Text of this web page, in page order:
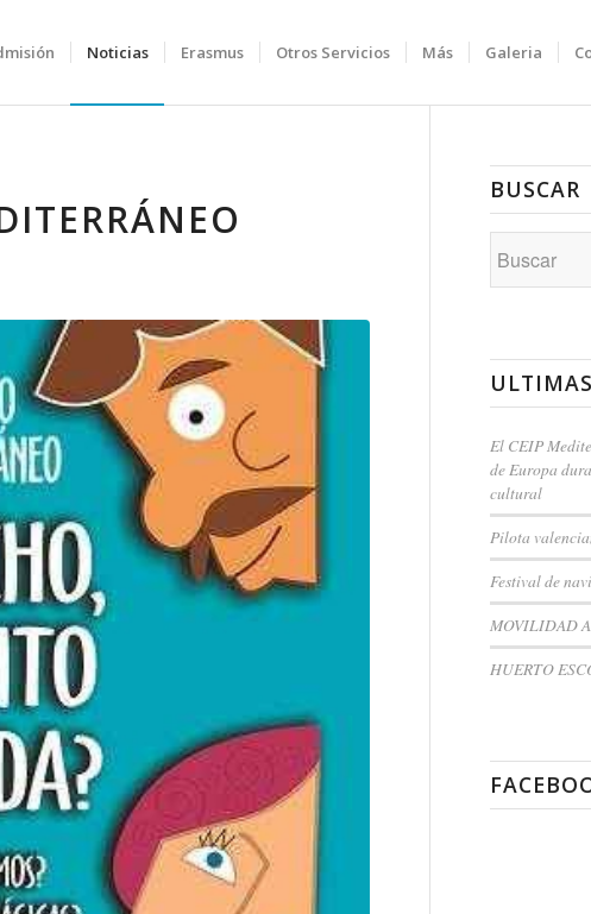
Noticias Erasmus Otros Servicios Más Galeria
BUSCAR
El CEIP
de Europa
cultural
Pilota
Festival de
MOVILIDAD
HUERTO